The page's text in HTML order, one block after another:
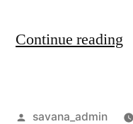
Continue reading
savana_admin